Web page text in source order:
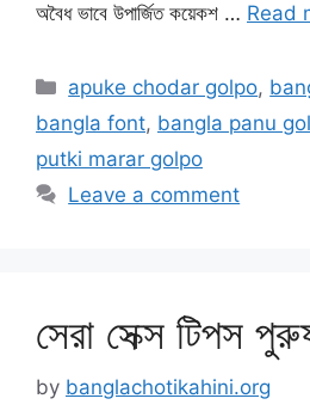
অবৈধ ভাবে উপার্জিত কয়েকশ … Read
Categories
apuke chodar golpo,
bangla font, bangla panu
putki marar golpo
Leave a comment
সেরা সেক্স টিপস
by banglachotikahini.org